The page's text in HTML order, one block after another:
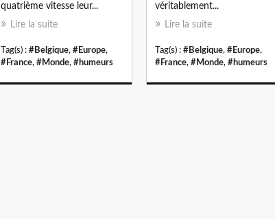
véritablement...
Lire la suite
Tag(s) : #Belgique, #Europe,
#France, #Monde, #humeurs
quatrième vitesse leur...
Lire la suite
Tag(s) : #Belgique, #Europe,
#France, #Monde, #humeurs